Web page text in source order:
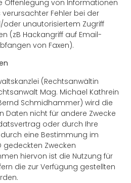
Offenlegung von Informationen
Fehler bei der
unautorisiertem Zugriff
(zB Hackangriff auf Email-
von Faxen).
(Rechtsanwältin
Mag. Michael Kathrein
Schmidhammer) wird die
Daten nicht für andere Zwecke
oder durch Ihre
eine Bestimmung im
gedeckten Zwecken
hiervon ist die Nutzung für
die zur Verfügung gestellten